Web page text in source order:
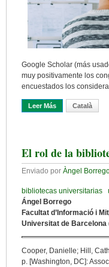
Google Scholar (más
muy positivamente los
encuestados los
Leer Más Sobre Los
Català
El rol de la
Enviado por Àngel
bibliotecas universitarias
Ángel Borrego
Facultat d’Informació i
Universitat de Barcelona
Cooper, Danielle; Hill,
p. [Washington, DC]: